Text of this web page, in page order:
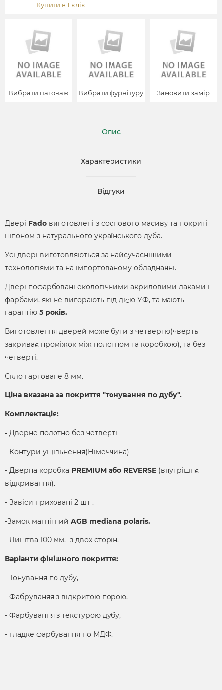
Купити в 1 клік
Вибрати пагонаж Вибрати фурнітуру Замовити замір
Опис
Характеристики
Відгуки
Двері Fado виготовлені з соснового масиву та покриті
шпоном з натурального українського дуба.
Усі двері виготовляються за найсучаснішими
технологіями та на імпортованому обладнанні.
Двері пофарбовані екологічними акриловими лаками і
фарбами, які не вигорають під дією УФ, та мають
гарантію 5 років.
Виготовлення дверей може бути з четвертю(чверть
закриває проміжок між полотном та коробкою), та без
четверті.
Скло гартоване 8 мм.
Ціна вказана за покриття "тонування по дубу".
Комплектація:
- Дверне полотно без четверті
- Контури ущільнення(Німеччина)
- Дверна коробка PREMIUM або REVERSE (внутрішнє
відкривання).
- Завіси приховані 2 шт .
-Замок магнітний AGB mediana polaris.
- Лиштва 100 мм. з двох сторін.
Варіанти фінішного покриття:
- Тонування по дубу,
- Фабруваняя з відкритою порою,
- Фарбування з текстурою дубу,
- гладке фарбування по МДФ.